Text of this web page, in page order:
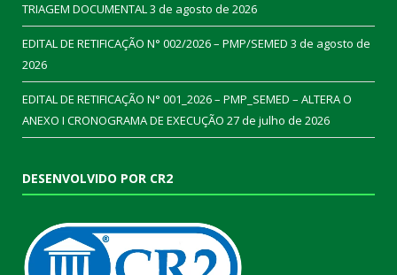
TRIAGEM DOCUMENTAL3 de agosto de 2026
EDITAL DE RETIFICAÇÃO N° 002/2026 – PMP/SEMED 3 de agosto de
2026
EDITAL DE RETIFICAÇÃO N° 001_2026 – PMP_SEMED – ALTERA O
ANEXO I CRONOGRAMA DE EXECUÇÃO 27 de julho de 2026
DESENVOLVIDO POR CR2